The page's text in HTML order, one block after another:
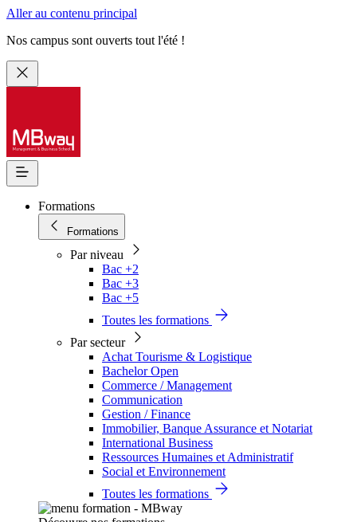
Aller au contenu principal
Nos campus sont ouverts tout l'été !
Formations
Formations
Par niveau
Bac +2
Bac +3
Bac +5
Toutes les formations
Par secteur
Achat Tourisme & Logistique
Bachelor Open
Commerce / Management
Communication
Gestion / Finance
Immobilier, Banque Assurance et Notariat
International Business
Ressources Humaines et Administratif
Social et Environnement
Toutes les formations